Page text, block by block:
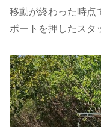
移動が終わった時点
ボートを押したスタ